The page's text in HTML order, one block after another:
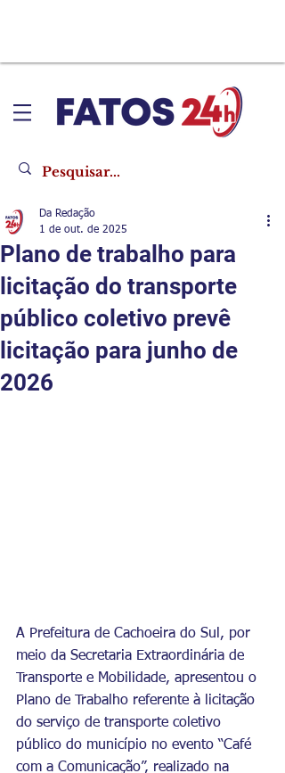
Plano de trabalho para
licitação do transporte
público coletivo prevê
licitação para junho de
2026
Da Redação
1 de out. de 2025
A Prefeitura de Cachoeira do Sul, por
meio da Secretaria Extraordinária de
Transporte e Mobilidade, apresentou o
Plano de Trabalho referente à licitação
do serviço de transporte coletivo
público do município no evento “Café
com a Comunicação”, realizado na